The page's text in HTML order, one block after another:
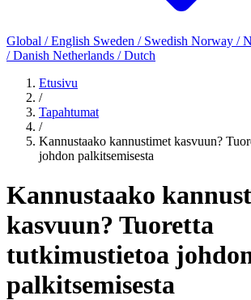
Global / English Sweden / Swedish Norway /
/ Danish Netherlands / Dutch
Etusivu
/
Tapahtumat
/
Kannustaako kannustimet kasvuun?
johdon palkitsemisesta
Kannustaako
kasvuun? Tuoretta
tutkimustietoa
palkitsemisesta